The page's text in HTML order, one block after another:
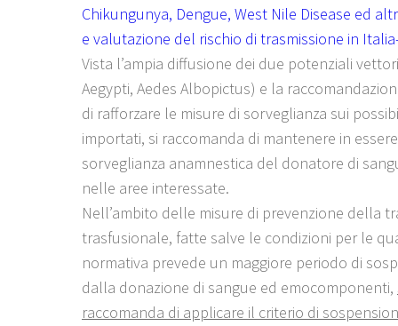
Chikungunya, Dengue, West Nile Disease ed
e valutazione del rischio di trasmissione in
Vista l’ampia diffusione dei due potenziali
Aegypti, Aedes Albopictus) e la
di rafforzare le misure di sorveglianza sui
importati, si raccomanda di mantenere in
sorveglianza anamnestica del donatore di
nelle aree interessate.
Nell’ambito delle misure di prevenzione della
trasfusionale, fatte salve le condizioni per le
normativa prevede un maggiore periodo di
dalla donazione di sangue ed emocomponenti,
raccomanda di applicare il criterio di